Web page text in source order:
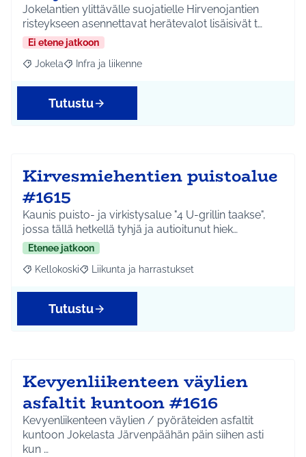
Jokelantien ylittävälle suojatielle Hirvenojantien
risteykseen asennettavat herätevalot lisäisivät t…
Ei etene jatkoon
Rajaa tulokset aihepiirin mukaan: Jokela
Jokela Rajaa tulokset teeman mukaan: Infra ja liikenne
Infra ja liikenne
Tutustu
Kirvesmiehentien puistoalue
#1615
Kaunis puisto- ja virkistysalue "4 U-grillin taakse",
jossa tällä hetkellä tyhjä ja autioitunut hiek…
Etenee jatkoon
Rajaa tulokset aihepiirin mukaan: Kellokoski
Kellokoski Rajaa tulokset teeman mukaan: Liikunta ja
Liikunta ja harrastukset
Tutustu
Kevyenliikenteen väylien
asfaltit kuntoon #1616
Kevyenliikenteen väylien / pyöräteiden asfaltit
kuntoon Jokelasta Järvenpäähän päin siihen asti
kun …